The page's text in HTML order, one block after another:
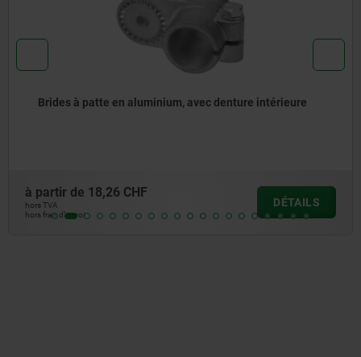
Brides à patte en aluminium, avec denture intérieure
de18,26 CHF
frais d’envoi
DÉTAILS